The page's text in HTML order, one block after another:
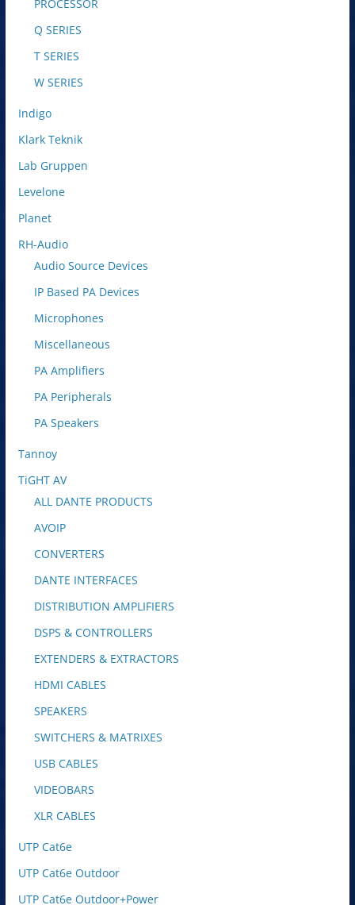
PROCESSOR
Q SERIES
T SERIES
W SERIES
Indigo
Klark Teknik
Lab Gruppen
Levelone
Planet
RH-Audio
Audio Source Devices
IP Based PA Devices
Microphones
Miscellaneous
PA Amplifiers
PA Peripherals
PA Speakers
Tannoy
TiGHT AV
ALL DANTE PRODUCTS
AVOIP
CONVERTERS
DANTE INTERFACES
DISTRIBUTION AMPLIFIERS
DSPS & CONTROLLERS
EXTENDERS & EXTRACTORS
HDMI CABLES
SPEAKERS
SWITCHERS & MATRIXES
USB CABLES
VIDEOBARS
XLR CABLES
UTP Cat6e
UTP Cat6e Outdoor
UTP Cat6e Outdoor+Power